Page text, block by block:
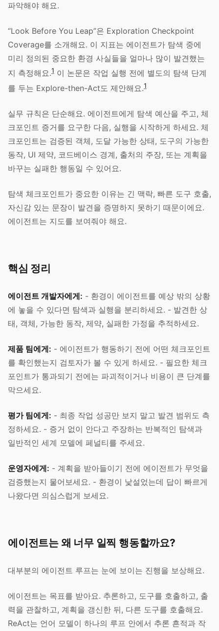
파악해야 해요.
“Look Before You Leap”은 Exploration Checkpoint
Coverage를 소개해요. 이 지표는 에이전트가 탐색 중에
미리 정의된 중요한 환경 사실들을 얼마나 많이 발견했는
지 측정해요.1 이 논문은 작업 실행 전에 별도의 탐색 단계
를 두는 Explore-then-Act도 제안해요.1
실무 규칙은 단순해요. 에이전트에게 탐색 예산을 주고, 체
크포인트 증거를 요구한 다음, 실행을 시작하게 하세요. 체
크포인트는 검증된 객체, 도달 가능한 상태, 도구의 가능한
동작, UI 제약, 코드베이스 경계, 출처의 주장, 또는 계획을
바꾸는 실패한 행동일 수 있어요.
탐색 체크포인트가 중요한 이유는 긴 맥락, 빠른 도구 호출,
자신감 있는 문장이 발견을 증명하지 못하기 때문이에요.
에이전트는 지도를 보여줘야 해요.
핵심 정리
에이전트 개발자에게: - 환경이 에이전트를 예상 밖의 상황
에 놓을 수 있다면 탐색과 실행을 분리하세요. - 발견한 상
태, 객체, 가능한 동작, 제약, 실패한 가정을 추적하세요.
제품 팀에게: - 에이전트가 행동하기 전에 어떤 체크포인트
를 확인했는지 검토자가 볼 수 있게 하세요. - 필요한 체크
포인트가 통과되기 전에는 파괴적이거나 비용이 큰 단계를
막으세요.
평가 팀에게: - 최종 작업 성공만 보지 말고 발견 범위도 측
정하세요. - 증거 없이 안다고 주장하는 반복적인 탐색과
일반적인 세계 모델에 페널티를 주세요.
운영자에게: - 계획을 받아들이기 전에 에이전트가 무엇을
검증했는지 물어보세요. - 환경이 낯설었는데 답이 빠르게
나왔다면 의심스럽게 보세요.
에이전트는 왜 너무 일찍 행동할까요?
대부분의 에이전트 루프는 눈에 보이는 진행을 보상해요.
에이전트는 목표를 받아요. 추론하고, 도구를 호출하고, 출
력을 관찰하고, 계획을 갱신한 뒤, 다른 도구를 호출해요.
ReAct는 언어 모델이 하나의 루프 안에서 추론 흔적과 작